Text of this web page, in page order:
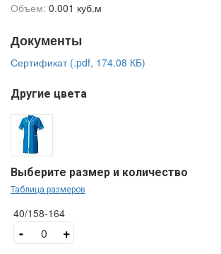
Объем: 0.001 куб.м
Документы
Сертификат (.pdf, 174.08 КБ)
Другие цвета
Выберите размер и количество
Таблица размеров
40/158-164
- +